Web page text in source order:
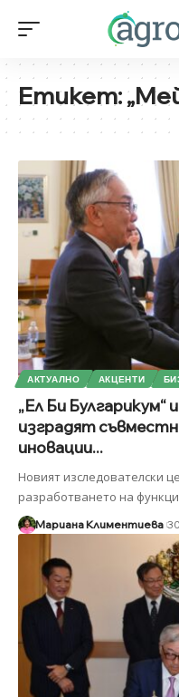
Етикет:
АКТУАЛНО АКЦЕНТИ
„Ел Би
изградят
иновации...
Новият изследователски
разработването на
Мариана Климентиева